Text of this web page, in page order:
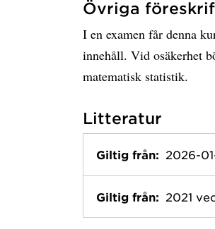
Övriga
I en examen får denna
innehåll. Vid osäkerhet
matematisk statistik.
Litteratur
Giltig från: 2026-
Giltig från: 2021